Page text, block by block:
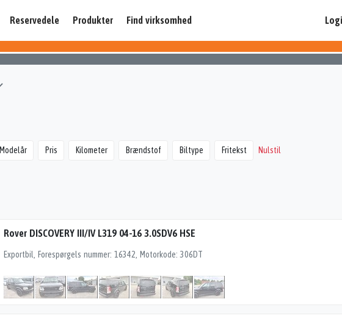
Reservedele Produkter Find virksomhed
Modelår Pris Kilometer Brændstof Biltype Fritekst Nulstil
Rover DISCOVERY III/IV L319 04-16 3.0SDV6 HSE
Exportbil, Forespørgels nummer: 16342, Motorkode: 306DT